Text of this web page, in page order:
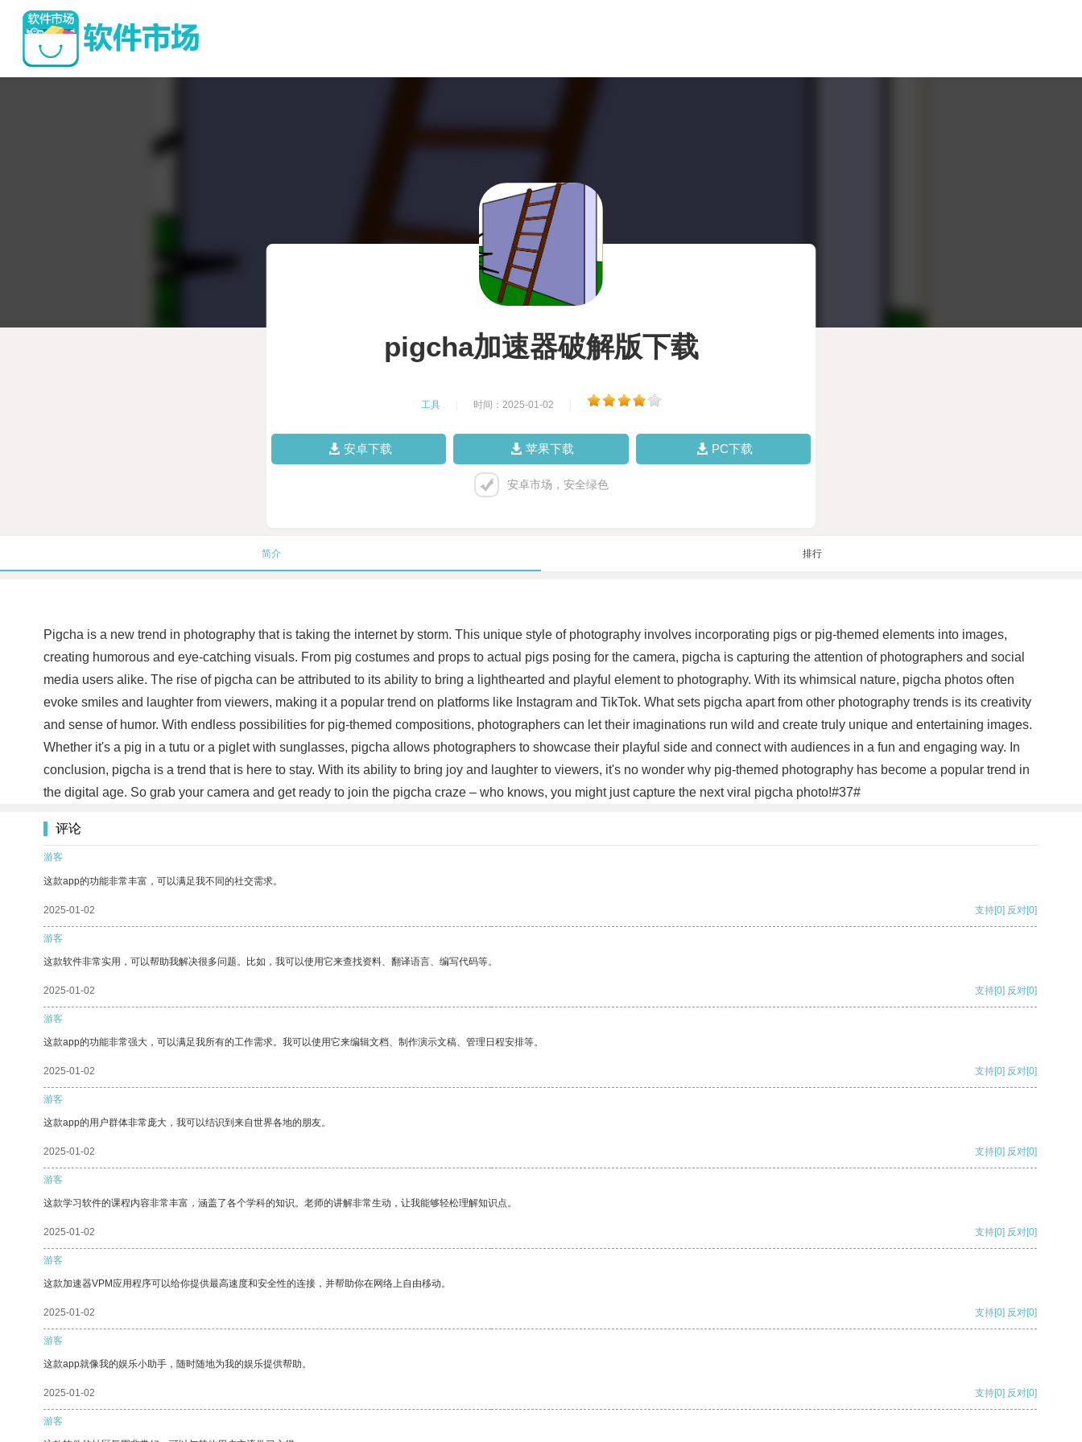
pigcha加速器破解版下载
工具 时间：2025-01-02
安卓下载 苹果下载 PC下载
安卓市场，安全绿色
简介 排行
Pigcha is a new trend in photography that is taking the internet by storm. This unique style of photography involves incorporating pigs or pig-themed elements into images,
creating humorous and eye-catching visuals. From pig costumes and props to actual pigs posing for the camera, pigcha is capturing the attention of photographers and social
media users alike. The rise of pigcha can be attributed to its ability to bring a lighthearted and playful element to photography. With its whimsical nature, pigcha photos often
evoke smiles and laughter from viewers, making it a popular trend on platforms like Instagram and TikTok. What sets pigcha apart from other photography trends is its creativity
and sense of humor. With endless possibilities for pig-themed compositions, photographers can let their imaginations run wild and create truly unique and entertaining images.
Whether it's a pig in a tutu or a piglet with sunglasses, pigcha allows photographers to showcase their playful side and connect with audiences in a fun and engaging way. In
conclusion, pigcha is a trend that is here to stay. With its ability to bring joy and laughter to viewers, it's no wonder why pig-themed photography has become a popular trend in
the digital age. So grab your camera and get ready to join the pigcha craze – who knows, you might just capture the next viral pigcha photo!#37#
评论
游客
这款app的功能非常丰富，可以满足我不同的社交需求。
2025-01-02 支持[0] 反对[0]
游客
这款软件非常实用，可以帮助我解决很多问题。比如，我可以使用它来查找资料、翻译语言、编写代码等。
2025-01-02 支持[0] 反对[0]
游客
这款app的功能非常强大，可以满足我所有的工作需求。我可以使用它来编辑文档、制作演示文稿、管理日程安排等。
2025-01-02 支持[0] 反对[0]
游客
这款app的用户群体非常庞大，我可以结识到来自世界各地的朋友。
2025-01-02 支持[0] 反对[0]
游客
这款学习软件的课程内容非常丰富，涵盖了各个学科的知识。老师的讲解非常生动，让我能够轻松理解知识点。
2025-01-02 支持[0] 反对[0]
游客
这款加速器VPM应用程序可以给你提供最高速度和安全性的连接，并帮助你在网络上自由移动。
2025-01-02 支持[0] 反对[0]
游客
这款app就像我的娱乐小助手，随时随地为我的娱乐提供帮助。
2025-01-02 支持[0] 反对[0]
游客